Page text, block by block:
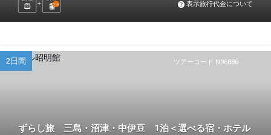
1 泊 表示旅行代金について
ツアーコード N96886
2日間
ずらし旅 三島・沼津・中伊豆 1泊＜選べる宿・ホテル